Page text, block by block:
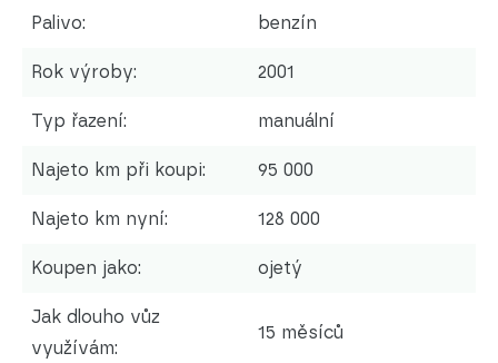
Palivo: benzín
Rok výroby: 2001
Typ řazení: manuální
Najeto km při koupi: 95 000
Najeto km nyní: 128 000
Koupen jako: ojetý
Jak dlouho vůz
využívám:
15 měsíců